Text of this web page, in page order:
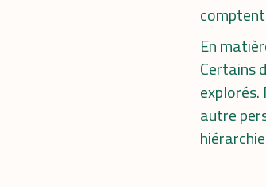
En
Certains
autre